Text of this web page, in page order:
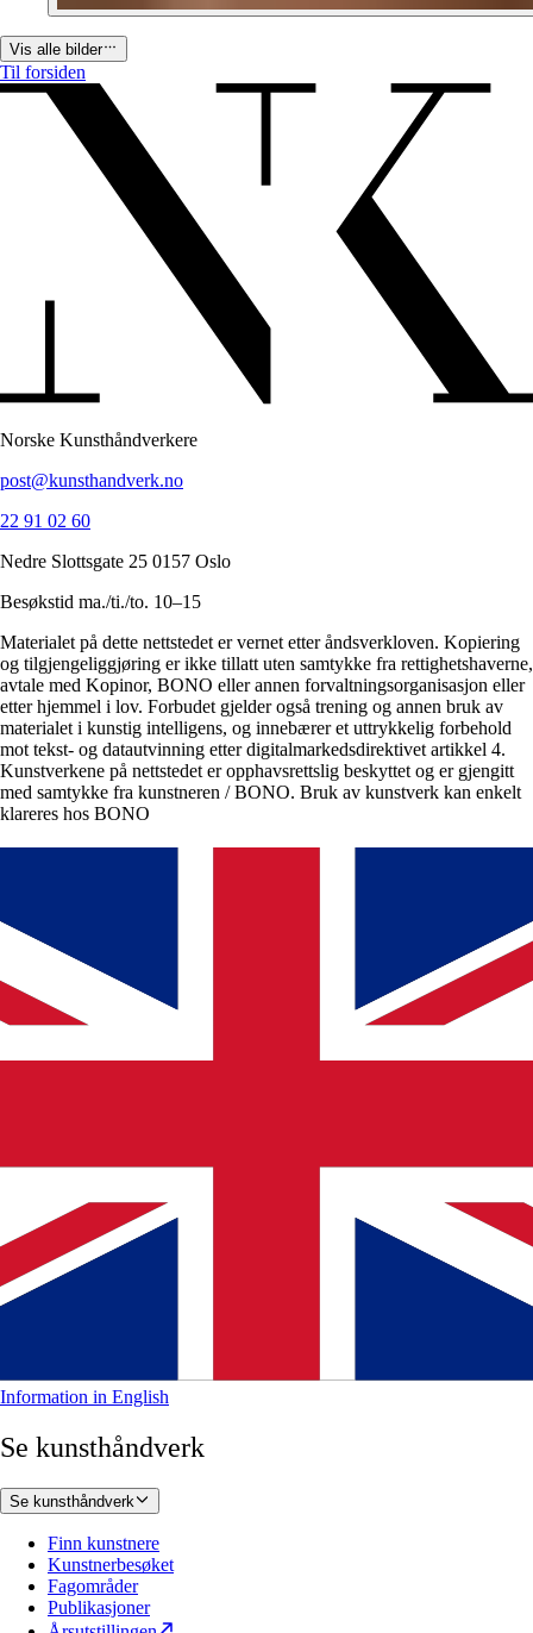
Vis alle bilder
Til forsiden
Norske Kunsthåndverkere
post@kunsthandverk.no
22 91 02 60
Nedre Slottsgate 25 0157 Oslo
Besøkstid ma./ti./to. 10–15
Materialet på dette nettstedet er vernet etter åndsverkloven. Kopiering
og tilgjengeliggjøring er ikke tillatt uten samtykke fra rettighetshaverne,
avtale med Kopinor, BONO eller annen forvaltningsorganisasjon eller
etter hjemmel i lov. Forbudet gjelder også trening og annen bruk av
materialet i kunstig intelligens, og innebærer et uttrykkelig forbehold
mot tekst- og datautvinning etter digitalmarkedsdirektivet artikkel 4.
Kunstverkene på nettstedet er opphavsrettslig beskyttet og er gjengitt
med samtykke fra kunstneren / BONO. Bruk av kunstverk kan enkelt
klareres hos BONO
Information in English
Se kunsthåndverk
Se kunsthåndverk
Finn kunstnere
Kunstnerbesøket
Fagområder
Publikasjoner